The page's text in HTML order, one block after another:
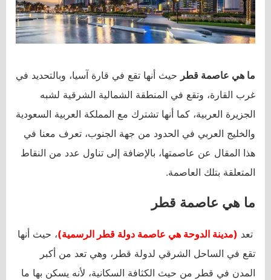
ما هي عاصمة قطر حيث أنها تقع في قارة آسيا، وبالتحديد في
غرب القارة، وتقع في المنطقة الشمالية الشرقية لشبه
الجزيرة العربية، كما أنها تشترك مع المملكة العربية السعودية
والخليج العربي في الحدود من جهة الجنوب، تعرف معنا في
هذا المقال عن عاصمتها، بالإضافة إلى تناول عدد من النقاط
المتعلقة بتلك العاصمة.
ما هي عاصمة قطر
تعد (مدينة الدوحة هي عاصمة دولة قطر الرسمية)، حيث أنها
تقع في الساحل الشرقي لدولة قطر، وهي تعد من أكبر
المدن في قطر من حيث الكثافة السكانية، لأنه يسكن بها ما